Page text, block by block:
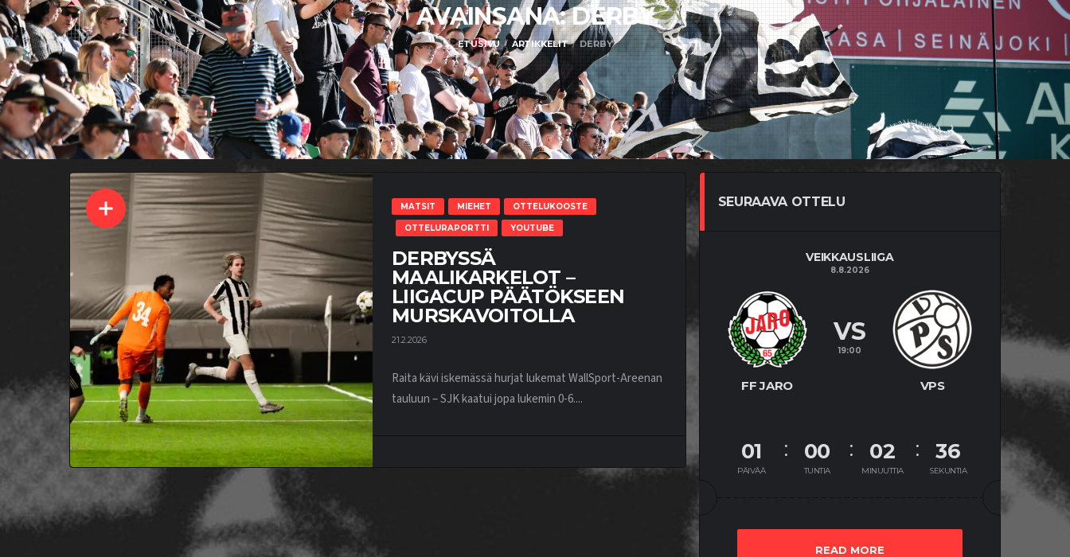
AVAINSANA:DERBY
ETUSIVU ARTIKKELIT DERBY
MATSIT MIEHET OTTELUKOOSTE
OTTELURAPORTTI YOUTUBE
DERBYSSÄ
MAALIKARKELOT –
LIIGACUP PÄÄTÖKSEEN
MURSKAVOITOLLA
21.2.2026
Raita kävi iskemässä hurjat lukemat WallSport-Areenan
tauluun – SJK kaatui jopa lukemin 0-6....
SEURAAVA OTTELU
VEIKKAUSLIIGA
8.8.2026
FF JARO VPS
VS
19:00
01
PÄIVÄÄ
00
TUNTIA
02
MINUUTTIA
35
SEKUNTIA
READ MORE